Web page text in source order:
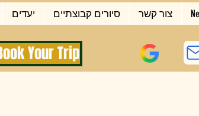
יעדים סיורים קבוצתיים צור קשר
Your Trip